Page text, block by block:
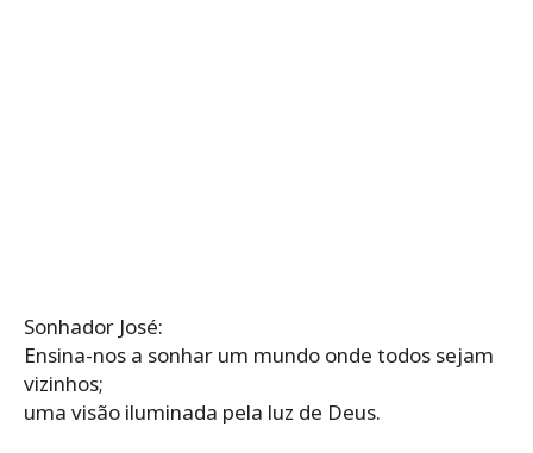
Sonhador José:
Ensina-nos a sonhar um mundo onde todos sejam
vizinhos;
uma visão iluminada pela luz de Deus.